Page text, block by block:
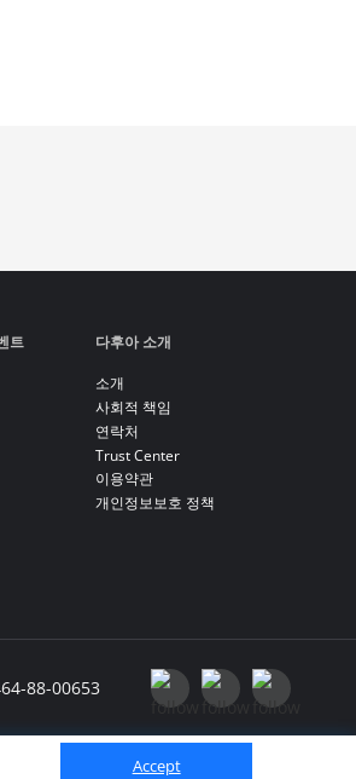
Accept
트
다후아 소개
소개
사회적 책임
연락처
Trust Center
이용약관
개인정보보호 정책
88-00653